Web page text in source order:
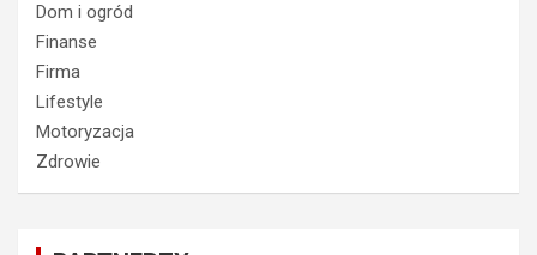
Dom i ogród
Finanse
Firma
Lifestyle
Motoryzacja
Zdrowie